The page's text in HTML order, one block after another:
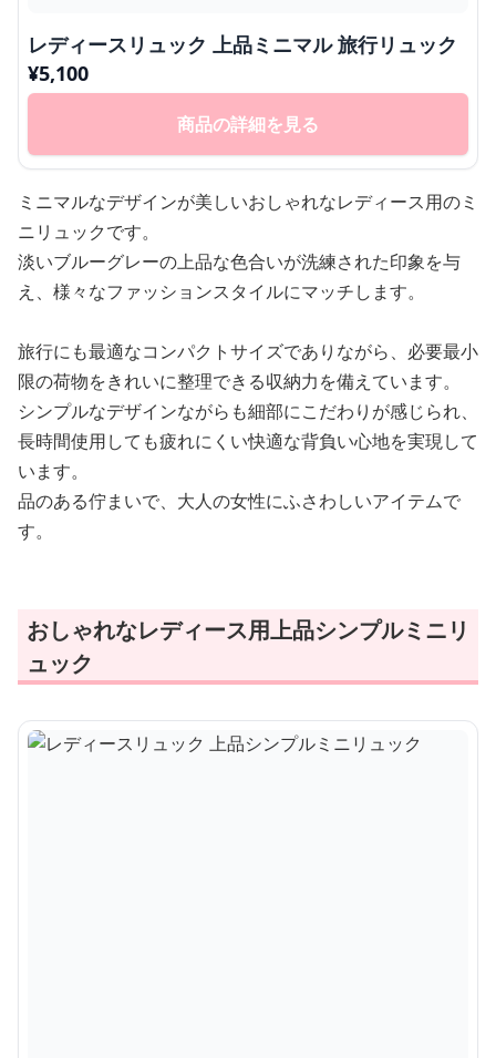
レディースリュック 上品ミニマル 旅行リュック
¥5,100
商品の詳細を見る
ミニマルなデザインが美しいおしゃれなレディース用のミ
ニリュックです。
淡いブルーグレーの上品な色合いが洗練された印象を与
え、様々なファッションスタイルにマッチします。
旅行にも最適なコンパクトサイズでありながら、必要最小
限の荷物をきれいに整理できる収納力を備えています。
シンプルなデザインながらも細部にこだわりが感じられ、
長時間使用しても疲れにくい快適な背負い心地を実現して
います。
品のある佇まいで、大人の女性にふさわしいアイテムで
す。
おしゃれなレディース用上品シンプルミニリ
ュック